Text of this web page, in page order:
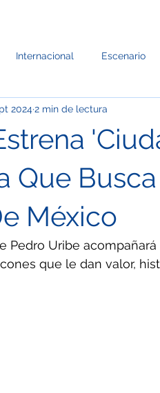
Internacional Escenario
Info Cupp
Festivales y
Especial / Museos
Que
México
20242 min de lectura
Pedro Uribe
que le dan valor,